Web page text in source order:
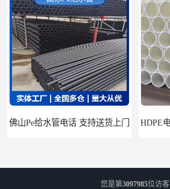
佛山Pe给水管电话 支持送货上门
您是第3097985位访客